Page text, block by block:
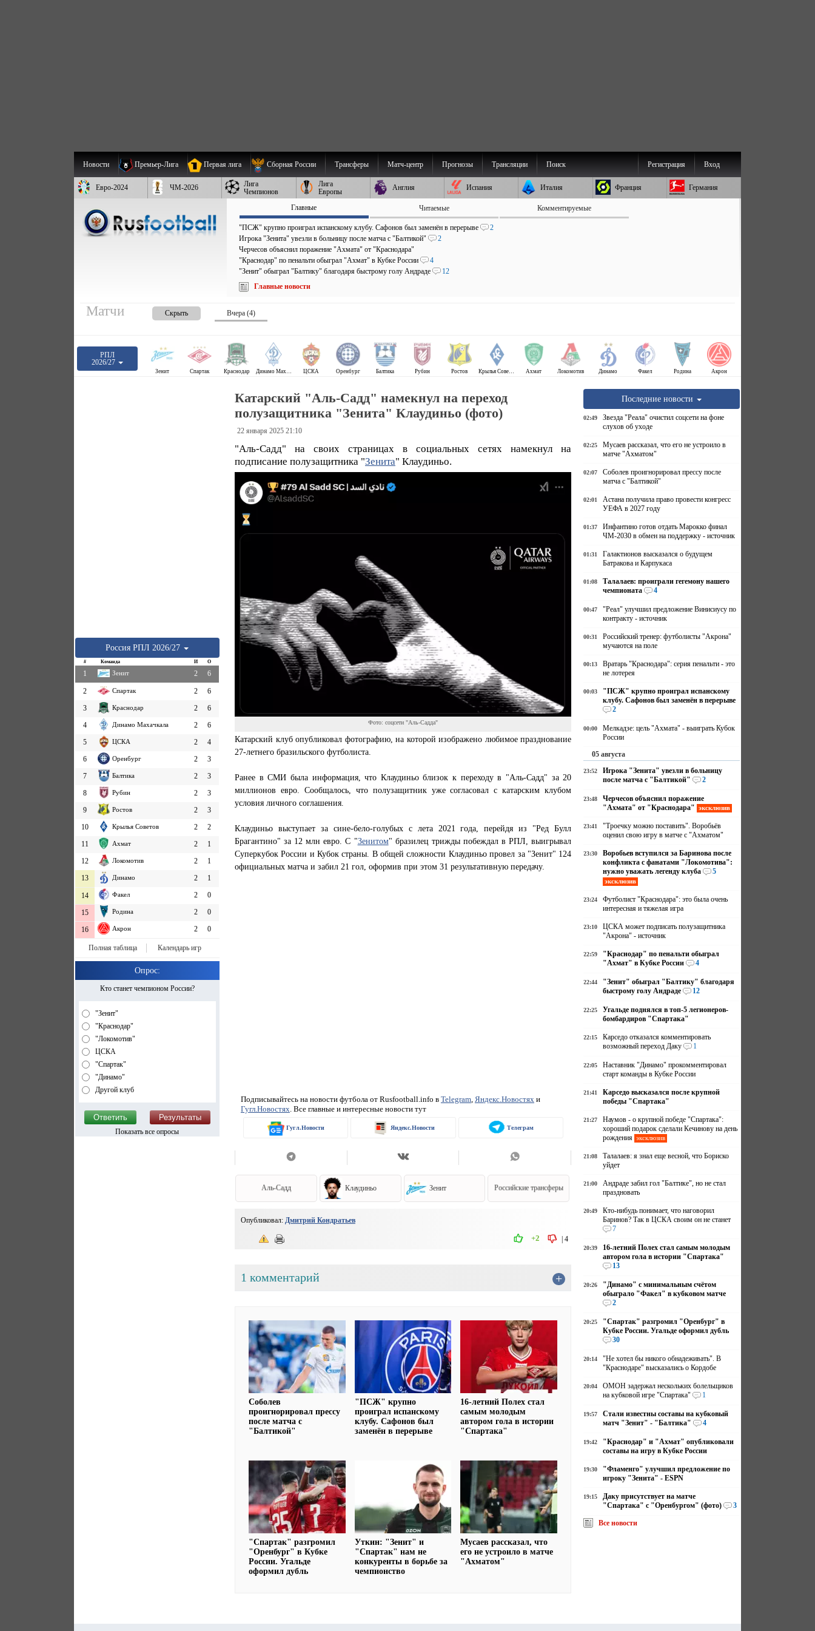
Новости Премьер-Лига Первая лига Сборная России Трансферы Матч-центр Прогнозы Трансляции Поиск Вход
Регистрация
Евро-2024 ЧМ-2026
Лига
Чемпионов
Лига
Европы
Англия Испания Италия Франция Германия
Главные Читаемые Комментируемые
"ПСЖ" крупно проиграл испанскому клубу. Сафонов был заменён в перерыве
2
Игрока "Зенита" увезли в больницу после матча с "Балтикой"
2
Черчесов объяснил поражение "Ахмата" от "Краснодара"
"Краснодар" по пенальти обыграл "Ахмат" в Кубке России
4
"Зенит" обыграл "Балтику" благодаря быстрому голу Андраде
12
Главные новости
Матчи Скрыть Вчера (4)
РПЛ
2026/27
Зенит Спартак Краснодар Динамо Махачкала ЦСКА Оренбург Балтика Рубин Ростов Крылья Советов Ахмат Локомотив Динамо Факел Родина Акрон
Россия РПЛ 2026/27
# Команда И О
1 Зенит 2 6
2 Спартак 2
6
3
Краснодар 2
6
4
Динамо Махачкала 2
6
5
ЦСКА 2
4
6
Оренбург 2
3
7
Балтика 2
3
8
Рубин 2
3
9
Ростов 2
3
10
Крылья Советов 2
2
11
Ахмат 2
1
12
Локомотив 2
1
13
Динамо 2 1
14 Факел 2 0
15 Родина 2 0
16 Акрон 2 0
Полная таблица Календарь игр
Опрос:
Кто станет чемпионом России?
"Зенит"
"Краснодар"
"Локомотив"
ЦСКА
"Спартак"
"Динамо"
Другой клуб
Показать все опросы
Катарский "Аль-Садд" намекнул на переход
полузащитника "Зенита" Клаудиньо (фото)
22 января 2025 21:10
"Аль-Садд" на своих страницах в социальных сетях намекнул на
подписание полузащитника "Зенита" Клаудиньо.
Фото: соцсети "Аль-Садда"
Катарский клуб опубликовал фотографию, на которой изображено любимое празднование
27-летнего бразильского футболиста.
Ранее в СМИ была информация, что Клаудиньо близок к переходу в "Аль-Садд" за 20
миллионов евро. Сообщалось, что полузащитник уже согласовал с катарским клубом
условия личного соглашения.
Клаудиньо выступает за сине-бело-голубых с лета 2021 года, перейдя из "Ред Булл
Брагантино" за 12 млн евро. С "Зенитом" бразилец трижды побеждал в РПЛ, выигрывал
Суперкубок России и Кубок страны. В общей сложности Клаудиньо провел за "Зенит" 124
официальных матча и забил 21 гол, оформив при этом 31 результативную передачу.
Подписывайтесь на новости футбола от Rusfootball.info в Telegram, Яндекс.Новостях и
Гугл.Новостях . Все главные и интересные новости тут
Гугл.Новости Яндекс.Новости Телеграм
Аль-Садд Клаудиньо Зенит Российские трансферы
Опубликовал: Дмитрий Кондратьев
|4
+2
1 комментарий +
Соболев
проигнорировал прессу
после матча с
"Балтикой"
"ПСЖ" крупно
проиграл испанскому
клубу. Сафонов был
заменён в перерыве
16-летний Полех стал
самым молодым
автором гола в истории
"Спартака"
"Спартак" разгромил
"Оренбург" в Кубке
России. Угальде
оформил дубль
Уткин: "Зенит" и
"Спартак" нам не
конкуренты в борьбе за
чемпионство
Мусаев рассказал, что
его не устроило в матче
"Ахматом"
Последние новости
02:49
Звезда "Реала" очистил соцсети на фоне
слухов об уходе
02:25
Мусаев рассказал, что его не устроило в
матче "Ахматом"
02:07
Соболев проигнорировал прессу после
матча с "Балтикой"
02:01
Астана получила право провести конгресс
УЕФА в 2027 году
01:37
Инфантино готов отдать Марокко финал
ЧМ-2030 в обмен на поддержку - источник
01:31
Галактионов высказался о будущем
Батракова и Карпукаса
01:08
Талалаев: проиграли гегемону нашего
чемпионата
4
00:47
"Реал" улучшил предложение Винисиусу по
контракту - источник
00:31
Российский тренер: футболисты "Акрона"
мучаются на поле
00:13
Вратарь "Краснодара": серия пенальти - это
не лотерея
00:03
"ПСЖ" крупно проиграл испанскому
клубу. Сафонов был заменён в перерыве
2
00:00
Мелкадзе: цель "Ахмата" - выиграть Кубок
России
05 августа
23:52
Игрока "Зенита" увезли в больницу
после матча с "Балтикой"
2
23:48
Черчесов объяснил поражение
"Ахмата" от "Краснодара"
эксклюзив
23:41
"Троечку можно поставить". Воробьёв
оценил свою игру в матче с "Ахматом"
23:30
Воробьев вступился за Баринова после
конфликта с фанатами "Локомотива":
нужно уважать легенду клуба
5
эксклюзив
23:24
Футболист "Краснодара": это была очень
интересная и тяжелая игра
23:10
ЦСКА может подписать полузащитника
"Акрона" - источник
22:59
"Краснодар" по пенальти обыграл
"Ахмат" в Кубке России
4
22:44
"Зенит" обыграл "Балтику" благодаря
быстрому голу Андраде
12
22:25
Угальде поднялся в топ-5 легионеров-
бомбардиров "Спартака"
22:15
Карседо отказался комментировать
возможный переход Даку
1
22:05
Наставник "Динамо" прокомментировал
старт команды в Кубке России
21:41
Карседо высказался после крупной
победы "Спартака"
21:27
Наумов - о крупной победе "Спартака":
хороший подарок сделали Кечинову на день
рождения эксклюзив
21:08
Талалаев: я знал еще весной, что Бориско
уйдет
21:00
Андраде забил гол "Балтике", но не стал
праздновать
20:49
Кто-нибудь понимает, что наговорил
Баринов? Так в ЦСКА своим он не станет
7
20:39
16-летний Полех стал самым молодым
автором гола в истории "Спартака"
13
20:26
"Динамо" с минимальным счётом
обыграло "Факел" в кубковом матче
2
20:25
"Спартак" разгромил "Оренбург" в
Кубке России. Угальде оформил дубль
30
20:14
"Не хотел бы никого обнадеживать". В
"Краснодаре" высказались о Кордобе
20:04
ОМОН задержал нескольких болельщиков
на кубковой игре "Спартака"
1
19:57
Стали известны составы на кубковый
матч "Зенит" - "Балтика"
4
19:42
"Краснодар" и "Ахмат" опубликовали
составы на игру в Кубке России
19:30
"Фламенго" улучшил предложение по
игроку "Зенита" - ESPN
19:15
Даку присутствует на матче
"Спартака" с "Оренбургом" (фото)
3
Все новости